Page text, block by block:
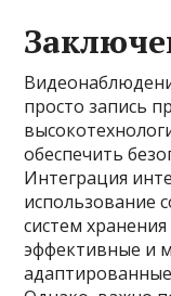
просто запись
обеспечить
Интеграция
использование
систем
эффективные и